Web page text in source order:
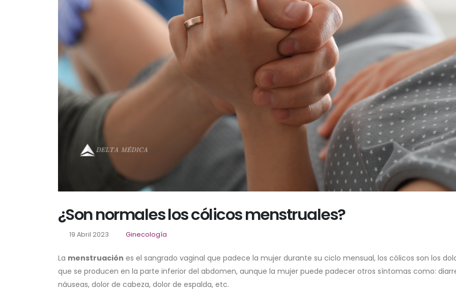
¿Son normales los cólicos menstruales?
19 Abril 2023 Ginecología
La menstruación es el sangrado vaginal que padece la mujer durante su ciclo mensual, los cólicos son los
que se producen en la parte inferior del abdomen, aunque la mujer puede padecer otros síntomas como:
náuseas, dolor de cabeza, dolor de espalda, etc.